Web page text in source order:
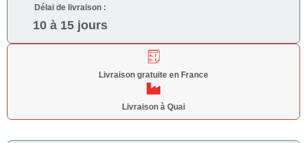
Délai de livraison :
10 à 15 jours
Livraison gratuite en France
Livraison à Quai